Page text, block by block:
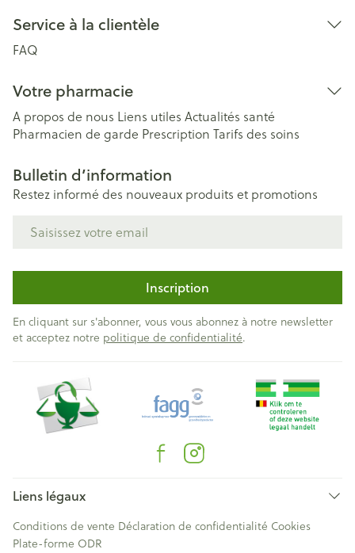
Service à la clientèle
FAQ
Votre pharmacie
A propos de nous Liens utiles Actualités santé
Pharmacien de garde Prescription Tarifs des soins
Bulletin d’information
Restez informé des nouveaux produits et promotions
Inscription
En cliquant sur s'abonner, vous vous abonnez à notre newsletter
et acceptez notre politique de confidentialité.
Liens légaux
Conditions de vente Déclaration de confidentialité Cookies
Plate-forme ODR